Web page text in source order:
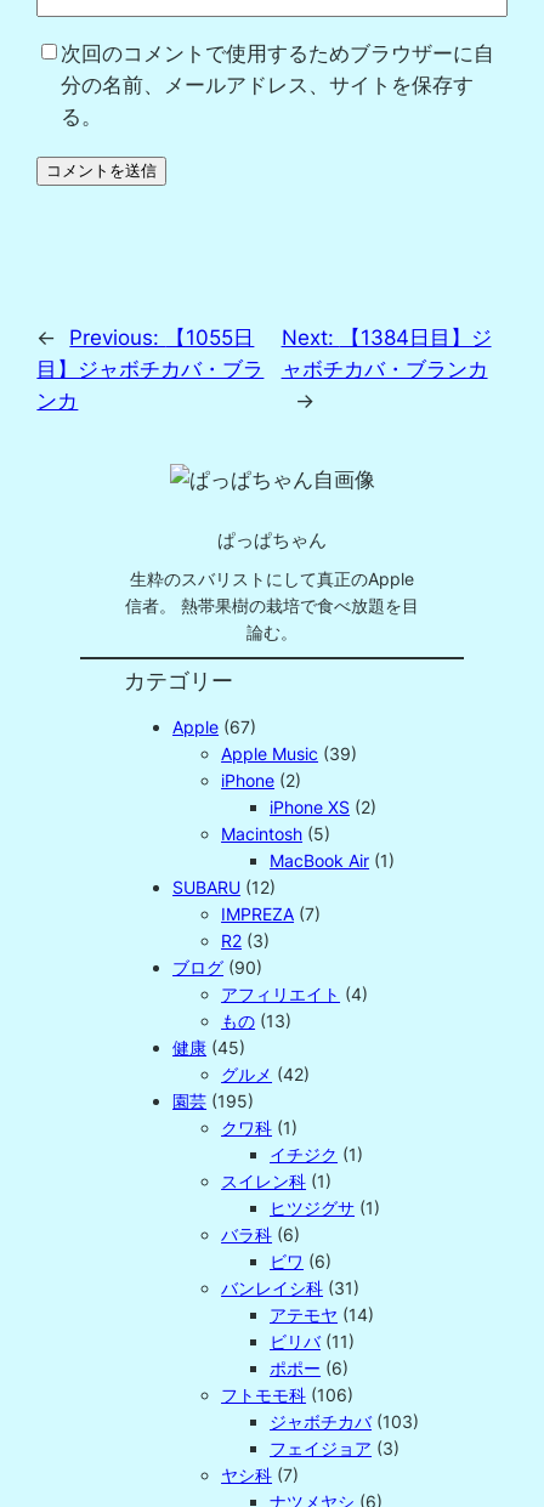
次回のコメントで使用するためブラウザーに自
分の名前、メールアドレス、サイトを保存す
る。
← Previous:
【1055日
目】ジャボチカバ・ブラ
ンカ
Next:
【1384日目】ジ
ャボチカバ・ブランカ
→
ぱっぱちゃん
生粋のスバリストにして真正のApple
信者。 熱帯果樹の栽培で食べ放題を目
論む。
カテゴリー
Apple (67)
Apple Music (39)
iPhone (2)
iPhone XS (2)
Macintosh (5)
MacBook Air (1)
SUBARU (12)
IMPREZA (7)
R2 (3)
ブログ (90)
アフィリエイト (4)
もの (13)
健康 (45)
グルメ (42)
園芸 (195)
クワ科 (1)
イチジク (1)
スイレン科 (1)
ヒツジグサ (1)
バラ科 (6)
ビワ (6)
バンレイシ科 (31)
アテモヤ (14)
ビリバ(11)
ポポー (6)
フトモモ科 (106)
ジャボチカバ(103)
フェイジョア (3)
ヤシ科 (7)
ナツメヤシ (6)